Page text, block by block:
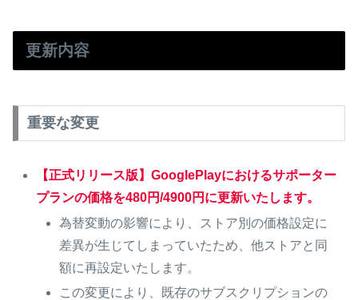
更新内容
重要な変更
【正式リリース版】GooglePlayにおけるサポーター
プランの価格を480円/4900円に更新いたします。
為替変動の影響により、ストア別の価格設定に
差異が生じてしまっていたため、他ストアと同
額に再設定いたします。
この変更により、既存のサブスクリプションの